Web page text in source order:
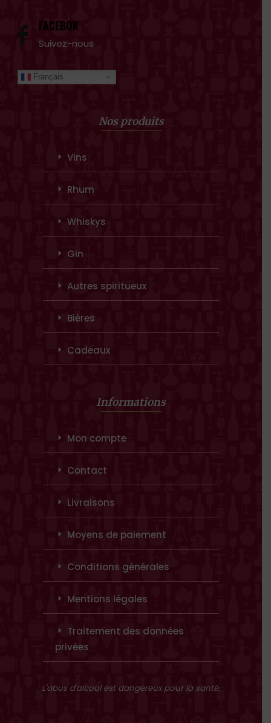
FACEBOK
Suivez-nous
Français
Nos produits
Vins
Rhum
Whiskys
Gin
Autres spiritueux
Bières
Cadeaux
Informations
Mon compte
Contact
Livraisons
Moyens de paiement
Conditions générales
Mentions légales
Traitement des données
privées
L'abus d'alcool est dangereux pour la santé.